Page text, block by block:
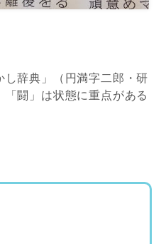
し辞典」（円満字二郎・研
闘」は状態に重点がある